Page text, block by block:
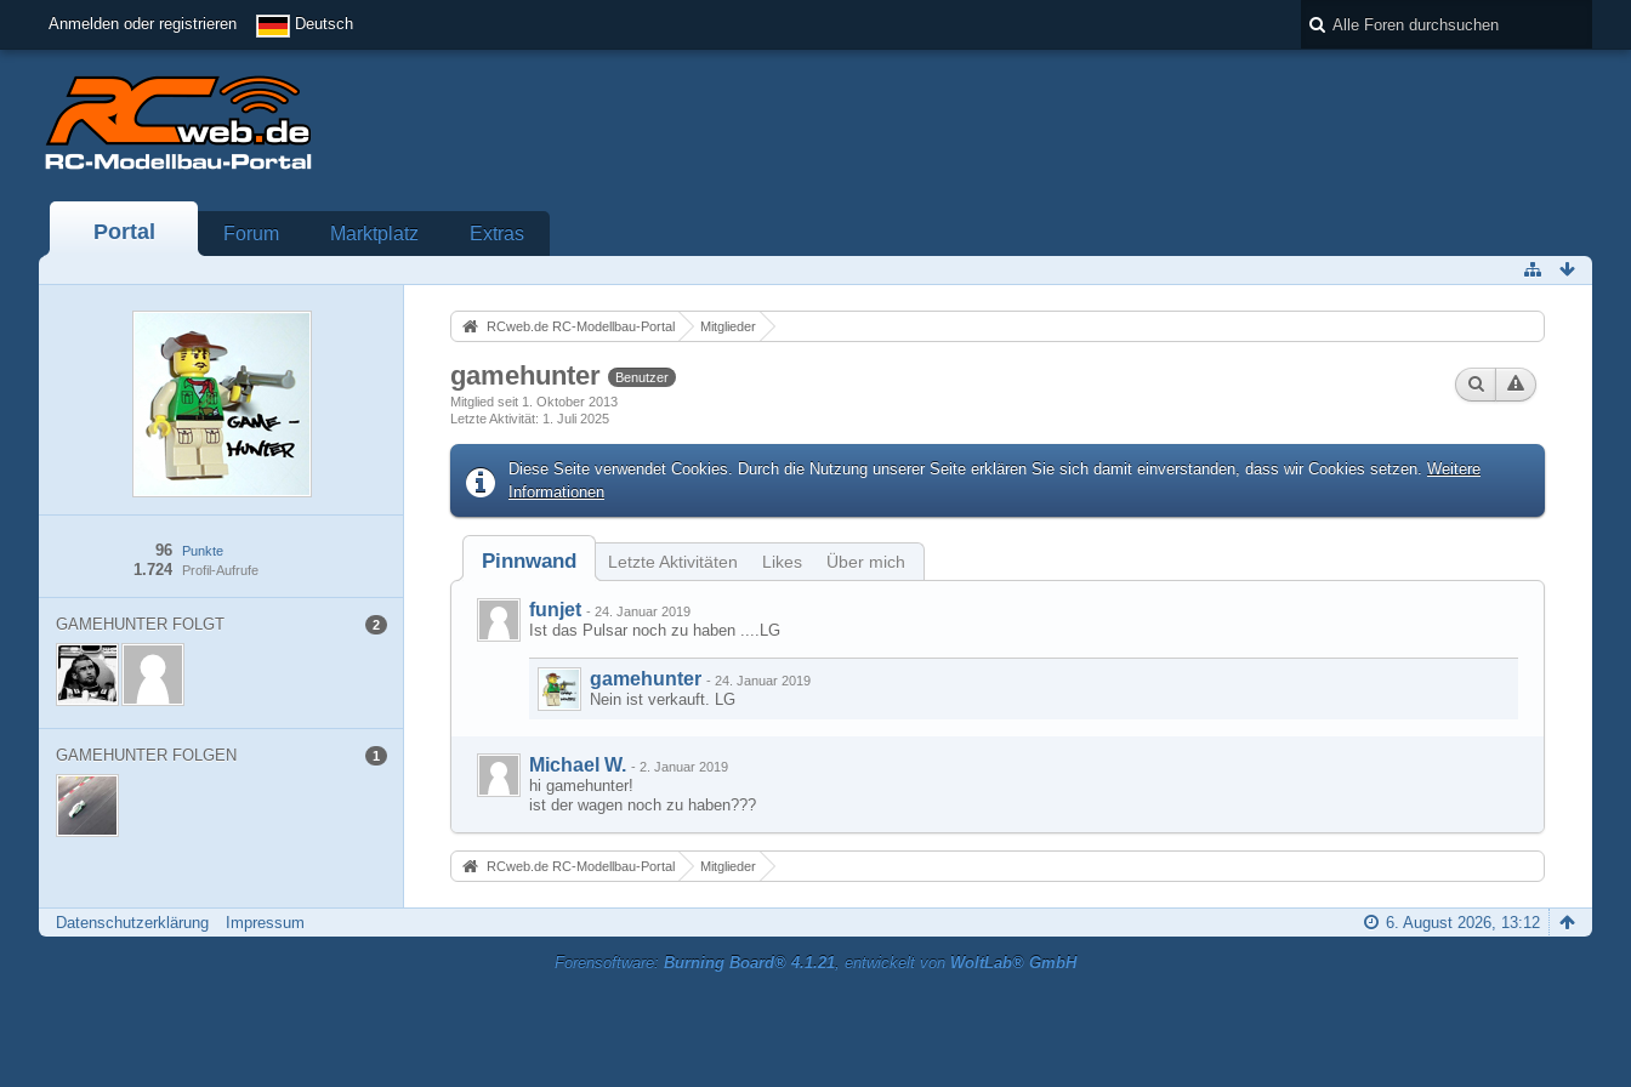
Anmelden oder registrieren Deutsch
Portal Forum Marktplatz Extras
Punkte
96
Profil-Aufrufe
1.724
GAMEHUNTER FOLGT 2
GAMEHUNTER FOLGEN 1
RCweb.de RC-Modellbau-Portal Mitglieder
gamehunter
Benutzer
Mitglied seit 1. Oktober 2013
Letzte Aktivität 1. Juli 2025
Diese Seite verwendet Cookies. Durch die Nutzung unserer Seite erklären Sie sich damit einverstanden, dass wir Cookies setzen. Weitere
Informationen
Pinnwand Letzte Aktivitäten Likes Über mich
funjet - 24. Januar 2019
Ist das Pulsar noch zu haben ....LG
gamehunter - 24. Januar 2019
Nein ist verkauft. LG
Michael W. - 2. Januar 2019
hi gamehunter!
ist der wagen noch zu haben???
RCweb.de RC-Modellbau-Portal Mitglieder
Datenschutzerklärung Impressum 6. August 2026, 13:12
Forensoftware: Burning Board® 4.1.21, entwickelt von WoltLab® GmbH